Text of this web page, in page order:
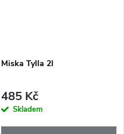
Miska Tylla 2l
485 Kč
Skladem